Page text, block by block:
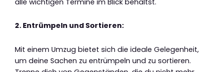
2. Entrümpeln und Sortieren:
Mit einem Umzug bietet sich die ideale Gelegenheit,
um deine Sachen zu entrümpeln und zu sortieren.